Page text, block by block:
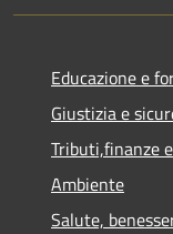
Educazione e
Giustizia e
Tributi,finanze
Ambiente
Salute,